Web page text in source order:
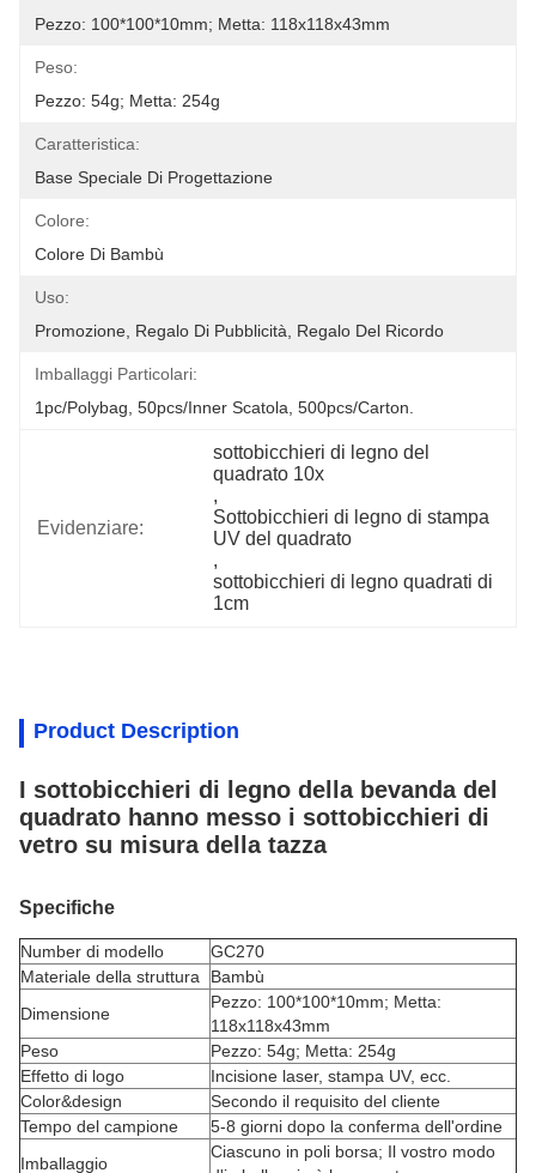
Pezzo: 100*100*10mm; Metta: 118x118x43mm
Peso:
Pezzo: 54g; Metta: 254g
Caratteristica:
Base Speciale Di Progettazione
Colore:
Colore Di Bambù
Uso:
Promozione, Regalo Di Pubblicità, Regalo Del Ricordo
Imballaggi Particolari:
1pc/polybag, 50pcs/inner Scatola, 500pcs/carton.
Evidenziare:
sottobicchieri di legno del
quadrato 10x
,
Sottobicchieri di legno di stampa
UV del quadrato
,
sottobicchieri di legno quadrati di
1cm
Product Description
I sottobicchieri di legno della bevanda del
quadrato hanno messo i sottobicchieri di
vetro su misura della tazza
Specifiche
Number di modello
GC270
Materiale della struttura
Bambù
Dimensione
Pezzo: 100*100*10mm; Metta:
118x118x43mm
Peso
Pezzo: 54g; Metta: 254g
Effetto di logo
Incisione laser, stampa UV, ecc.
Color&design
Secondo il requisito del cliente
Tempo del campione
5-8 giorni dopo la conferma dell'ordine
Imballaggio
Ciascuno in poli borsa; Il vostro modo